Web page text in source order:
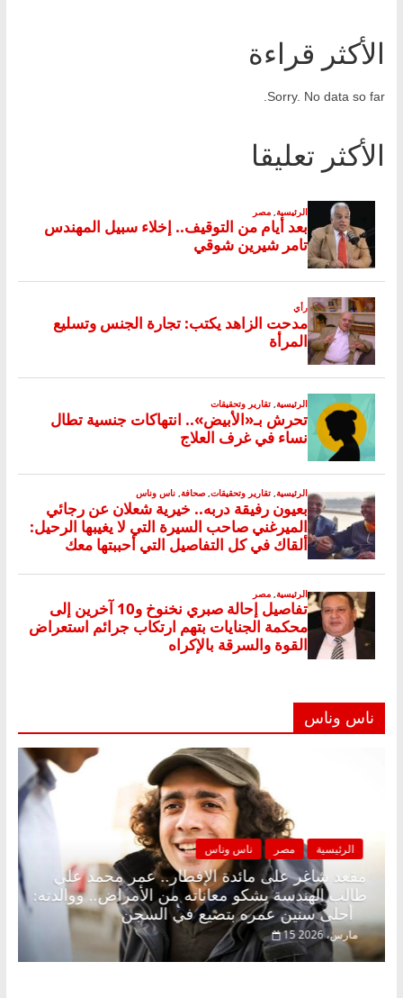
الأكثر قراءة
Sorry. No data so far.
الأكثر تعليقا
ناس وناس
الرئيسية مصر
مقعد شاغر على مائدة
طالب الهندسة يشكو معاناته من
أحلى سنين عمره بتضيع في السجن
15 مارس، 2026
بلا زينة رمضان.. د.
في انتظار حلم